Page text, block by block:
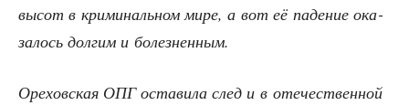
высот в кри­ми­наль­ном мире, а вот её паде­ние ока­
за­лось дол­гим и болезненным.
Оре­хов­ская ОПГ оста­ви­ла след и в оте­че­ствен­ной